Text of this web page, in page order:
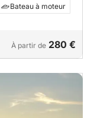
Bateau à moteur
À partir de 280 €